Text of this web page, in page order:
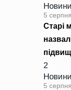
5
Старі
2
5